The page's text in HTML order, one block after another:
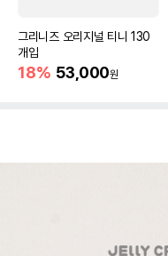
그리니즈 오리지널 티니 130
개입
18% 53,000원